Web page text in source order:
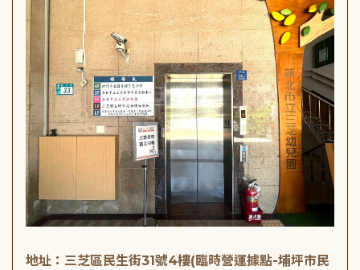
地址：三芝區民生街31號4樓(臨時營運據點-埔坪市民